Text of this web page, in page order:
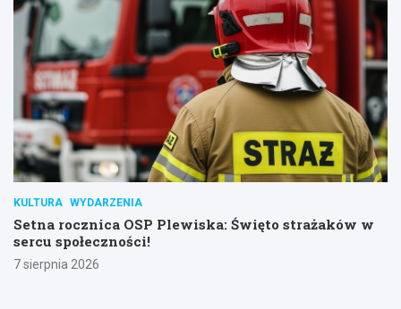
KULTURA WYDARZENIA
Setna rocznica OSP Plewiska: Święto strażaków w
sercu społeczności!
7 sierpnia 2026